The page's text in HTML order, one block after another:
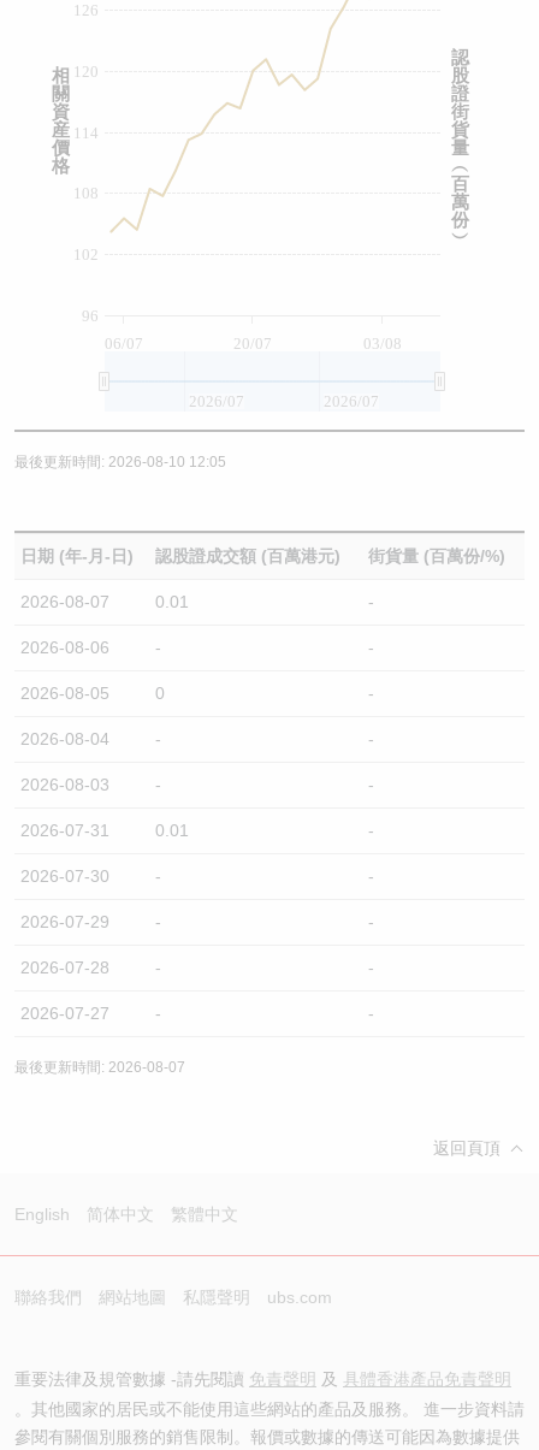
06/07 20/07 03/08
96
102
108
114
120
126
2026/07 2026/07
認
股
證
街
貨
量
︵
百
萬
份
︶
相
關
資
産
價
格
最後更新時間: 2026-08-10 12:05
日期 (年-月-日) 認股證成交額 (百萬港元) 街貨量 (百萬份/%)
2026-08-07 0.01 -
2026-08-06 - -
2026-08-05 0 -
2026-08-04 - -
2026-08-03 - -
2026-07-31 0.01 -
2026-07-30 - -
2026-07-29 - -
2026-07-28 - -
2026-07-27 - -
最後更新時間: 2026-08-07
返回頁頂
English 简体中文 繁體中文
聯絡我們 網站地圖 私隱聲明 ubs.com
重要法律及規管數據 -請先閱讀 免責聲明 及 具體香港產品免責聲明
。其他國家的居民或不能使用這些網站的產品及服務。 進一步資料請
參閱有關個別服務的銷售限制。報價或數據的傳送可能因為數據提供
牛熊證文件及公告 (瑞信)
收市競價變化